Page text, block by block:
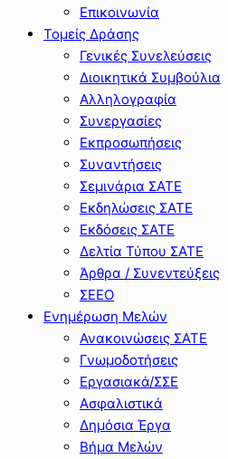
Επικοινωνία
Τομείς Δράσης
Γενικές Συνελεύσεις
Διοικητικά Συμβούλια
Αλληλογραφία
Συνεργασίες
Εκπροσωπήσεις
Συναντήσεις
Σεμινάρια ΣΑΤΕ
Εκδηλώσεις ΣΑΤΕ
Εκδόσεις ΣΑΤΕ
Δελτία Τύπου ΣΑΤΕ
Άρθρα / Συνεντεύξεις
ΣΕΕΟ
Ενημέρωση Μελών
Ανακοινώσεις ΣΑΤΕ
Γνωμοδοτήσεις
Εργασιακά/ΣΣΕ
Ασφαλιστικά
Δημόσια Έργα
Βήμα Μελών